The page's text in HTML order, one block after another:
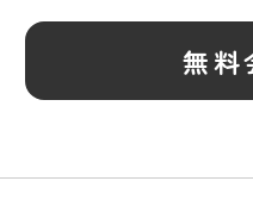
無料